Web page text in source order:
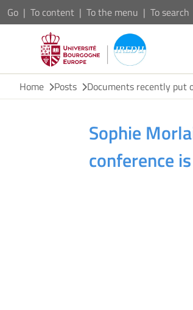
Go To content To the menu To search
Home
Posts Documents recently put
Sophie
conference